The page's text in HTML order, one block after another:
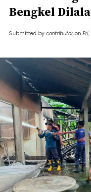
Bengkel
Submitted by contributor on